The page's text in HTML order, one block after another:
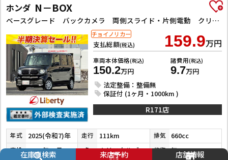
ホンダ N－BOX
ベースグレード バックカメラ 両側スライド・片側電動 クリアランスソナー オートクルーズコントロール レーンアシスト オートライト スマートキー アイドリングストップ 電動格納ミラー シートヒーター ベンチシート
支払総額(税込) 159.9万円
車両本体価格(税込)
150.2万円
諸費用(税込)
9.7万円
法定整備：整備無
保証付 (1ヶ月・1000km )
チョイノリカー
R171店
年式 2025(令和7)年 走行 111km 排気 660cc
車検 2028年12月 色 クリスタルブラックパール 修復 無
在庫車検索 来店予約 店舗情報